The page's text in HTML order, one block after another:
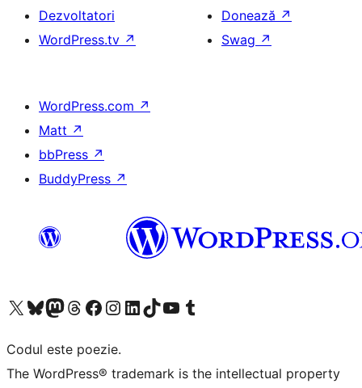
Dezvoltatori
WordPress.tv ↗
Donează ↗
Swag ↗
WordPress.com ↗
Matt ↗
bbPress ↗
BuddyPress ↗
Mergi la contul nostru X (fost Twitter)
Vizitează contul nostru Bluesky
Vizitează contul nostru Mastodon
Vizitează contul nostru Threads
Vizitează pagina noastră Facebook
Vizitează-ne pe Instagram
Vizitează-ne pe LinkedIn
Vizitează contul nostru TikTok
Vizitează canalul nostru YouTube
Vizitează contul nostru Tumblr
Codul este poezie.
The WordPress® trademark is the intellectual property